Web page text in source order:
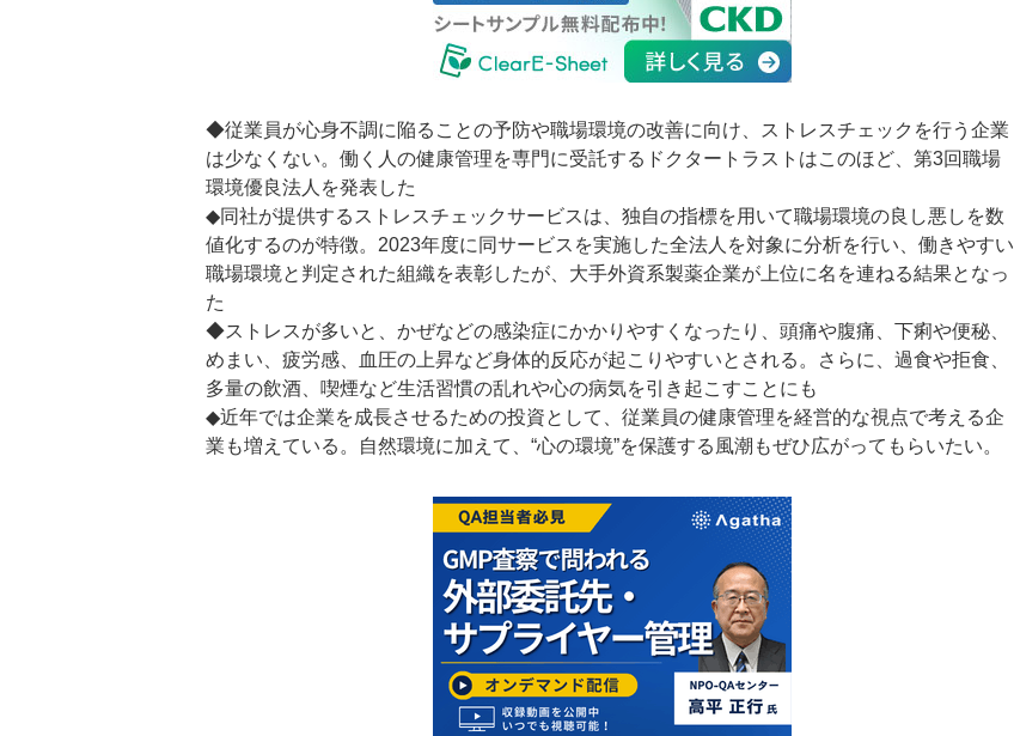
◆従業員が心身不調に陥ることの予防や職場環境の改善に向け、ストレスチェックを行う企業
は少なくない。働く人の健康管理を専門に受託するドクタートラストはこのほど、第3回職場
環境優良法人を発表した
◆同社が提供するストレスチェックサービスは、独自の指標を用いて職場環境の良し悪しを数
値化するのが特徴。2023年度に同サービスを実施した全法人を対象に分析を行い、働きやすい
職場環境と判定された組織を表彰したが、大手外資系製薬企業が上位に名を連ねる結果となっ
た
◆ストレスが多いと、かぜなどの感染症にかかりやすくなったり、頭痛や腹痛、下痢や便秘、
めまい、疲労感、血圧の上昇など身体的反応が起こりやすいとされる。さらに、過食や拒食、
多量の飲酒、喫煙など生活習慣の乱れや心の病気を引き起こすことにも
◆近年では企業を成長させるための投資として、従業員の健康管理を経営的な視点で考える企
業も増えている。自然環境に加えて、“心の環境”を保護する風潮もぜひ広がってもらいたい。